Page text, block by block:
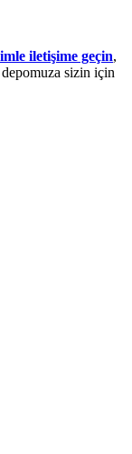
iletişime geçin,
depomuza sizin için